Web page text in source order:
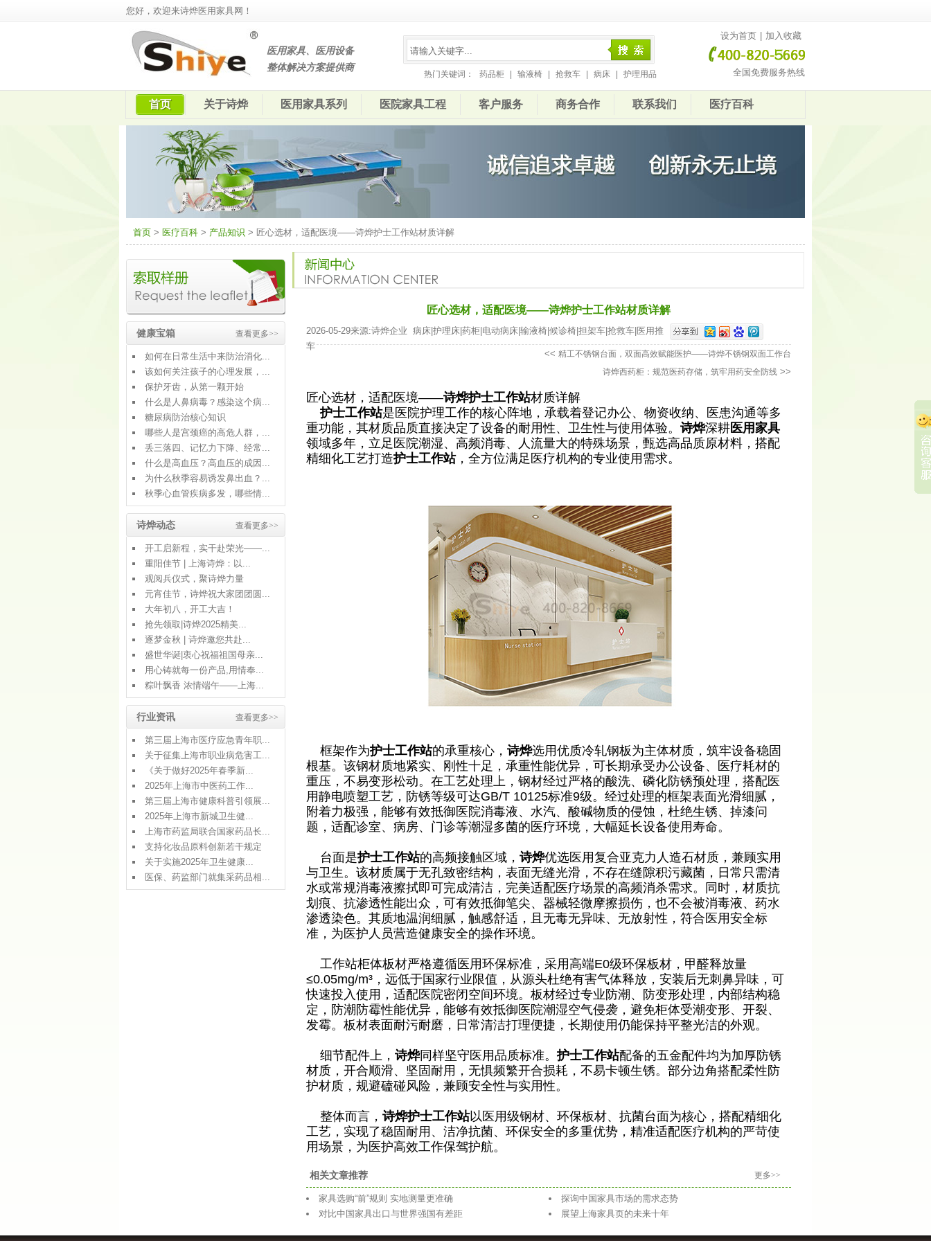
您好，欢迎来诗烨医用家具网！
医用家具、医用设备
整体解决方案提供商
热门关键词： 药品柜 输液椅 抢救车 病床 护理用品
设为首页 加入收藏
全国免费服务热线
首页 关于诗烨 医用家具系列 医院家具工程 客户服务 商务合作 联系我们 医疗百科
首页 > 医疗百科 > 产品知识 > 匠心选材，适配医境——诗烨护士工作站材质详解
查看更多>>
健康宝箱
如何在日常生活中来防治消化...
该如何关注孩子的心理发展，...
保护牙齿，从第一颗开始
什么是人鼻病毒？感染这个病...
糖尿病防治核心知识
哪些人是宫颈癌的高危人群，...
丢三落四、记忆力下降、经常...
什么是高血压？高血压的成因...
为什么秋季容易诱发鼻出血？...
秋季心血管疾病多发，哪些情...
查看更多>>
诗烨动态
开工启新程，实干赴荣光——...
重阳佳节 | 上海诗烨：以...
观阅兵仪式，聚诗烨力量
元宵佳节，诗烨祝大家团团圆...
大年初八，开工大吉！
抢先领取|诗烨2025精美...
逐梦金秋 | 诗烨邀您共赴...
盛世华诞|衷心祝福祖国母亲...
用心铸就每一份产品,用情奉...
粽叶飘香 浓情端午——上海...
查看更多>>
行业资讯
第三届上海市医疗应急青年职...
关于征集上海市职业病危害工...
《关于做好2025年春季新...
2025年上海市中医药工作...
第三届上海市健康科普引领展...
2025年上海市新城卫生健...
上海市药监局联合国家药品长...
支持化妆品原料创新若干规定
关于实施2025年卫生健康...
医保、药监部门就集采药品相...
匠心选材，适配医境——诗烨护士工作站材质详解
2026-05-29来源:诗烨企业 病床 护理床 药柜 电动病床 输液椅 候诊椅 担架车 抢救车 医用推
车
<< 精工不锈钢台面，双面高效赋能医护——诗烨不锈钢双面工作台
诗烨西药柜：规范医药存储，筑牢用药安全防线 >>
匠心选材，适配医境——诗烨护士工作站材质详解
护士工作站是医院护理工作的核心阵地，承载着登记办公、物资收纳、医患沟通等多
重功能，其材质品质直接决定了设备的耐用性、卫生性与使用体验。 诗烨深耕医用家具
领域多年，立足医院潮湿、高频消毒、人流量大的特殊场景，甄选高品质原材料，搭配
精细化工艺打造护士工作站，全方位满足医疗机构的专业使用需求。
框架作为护士工作站的承重核心， 诗烨选用优质冷轧钢板为主体材质，筑牢设备稳固
根基。该钢材质地紧实、刚性十足，承重性能优异，可长期承受办公设备、医疗耗材的
重压，不易变形松动。在工艺处理上，钢材经过严格的酸洗、磷化防锈预处理，搭配医
用静电喷塑工艺，防锈等级可达GB/T 10125标准9级。经过处理的框架表面光滑细腻，
附着力极强，能够有效抵御医院消毒液、水汽、酸碱物质的侵蚀，杜绝生锈、掉漆问
题，适配诊室、病房、门诊等潮湿多菌的医疗环境，大幅延长设备使用寿命。
台面是护士工作站的高频接触区域， 诗烨优选医用复合亚克力人造石材质，兼顾实用
与卫生。该材质属于无孔致密结构，表面无缝光滑，不存在缝隙积污藏菌，日常只需清
水或常规消毒液擦拭即可完成清洁，完美适配医疗场景的高频消杀需求。同时，材质抗
划痕、抗渗透性能出众，可有效抵御笔尖、器械轻微摩擦损伤，也不会被消毒液、药水
渗透染色。其质地温润细腻，触感舒适，且无毒无异味、无放射性，符合医用安全标
准，为医护人员营造健康安全的操作环境。
工作站柜体板材严格遵循医用环保标准，采用高端E0级环保板材，甲醛释放量
≤0.05mg/m³，远低于国家行业限值，从源头杜绝有害气体释放，安装后无刺鼻异味，可
快速投入使用，适配医院密闭空间环境。板材经过专业防潮、防变形处理，内部结构稳
定，防潮防霉性能优异，能够有效抵御医院潮湿空气侵袭，避免柜体受潮变形、开裂、
发霉。板材表面耐污耐磨，日常清洁打理便捷，长期使用仍能保持平整光洁的外观。
细节配件上， 诗烨同样坚守医用品质标准。护士工作站配备的五金配件均为加厚防锈
材质，开合顺滑、坚固耐用，无惧频繁开合损耗，不易卡顿生锈。部分边角搭配柔性防
护材质，规避磕碰风险，兼顾安全性与实用性。
整体而言， 诗烨护士工作站以医用级钢材、环保板材、抗菌台面为核心，搭配精细化
工艺，实现了稳固耐用、洁净抗菌、环保安全的多重优势，精准适配医疗机构的严苛使
用场景，为医护高效工作保驾护航。
更多>>
相关文章推荐
家具选购“前”规则 实地测量更准确
探询中国家具市场的需求态势
对比中国家具出口与世界强国有差距
展望上海家具页的未来十年